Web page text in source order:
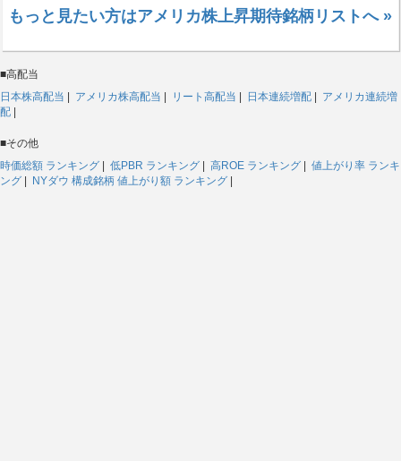
もっと見たい方はアメリカ株上昇期待銘柄リストへ »
■高配当
日本株高配当
アメリカ株高配当 リート高配当 日本連続増配
アメリカ連続増
配
■その他
時価総額 ランキング
低PBR ランキング 高ROE ランキング
値上がり率 ランキ
ング
NYダウ 構成銘柄 値上がり額 ランキング